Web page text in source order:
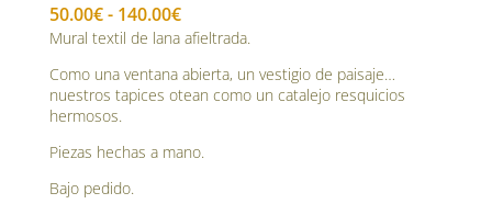
50.00€- 140.00€Rango
de
precios:
desde
140.00€
Mural textil de lana afieltrada.
Como una ventana abierta, un vestigio de paisaje…
nuestros tapices otean como un catalejo resquicios
hermosos.
Piezas hechas a mano.
Bajo pedido.